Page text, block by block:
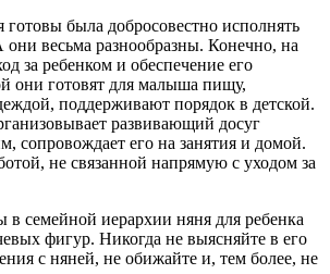
готовы была добросовестно исполнять
они весьма разнообразны. Конечно, на
за ребенком и обеспечение его
они готовят для малыша пищу,
поддерживают порядок в детской.
развивающий досуг
сопровождает его на занятия и домой.
не связанной напрямую с уходом за
в семейной иерархии няня для ребенка
фигур. Никогда не выясняйте в его
с няней, не обижайте и, тем более, не